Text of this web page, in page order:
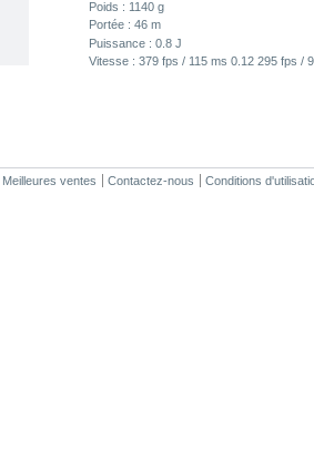
Poids : 1140 g
Portée : 46 m
Puissance : 0.8 J
Vitesse : 379 fps / 115 ms 0.12 295 fps /
Meilleures ventes Contactez-nous Conditions